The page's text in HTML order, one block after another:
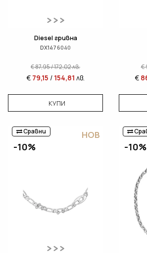
Diesel гривна
DX1476040
€87,95/172,02лв.
€ 79,15 / 154,81 лв.
КУПИ
€
€
Сравни
-10%
НОВ
-10%